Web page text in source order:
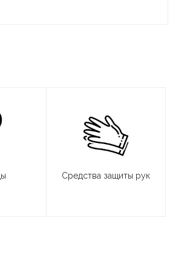
Средства защиты рук